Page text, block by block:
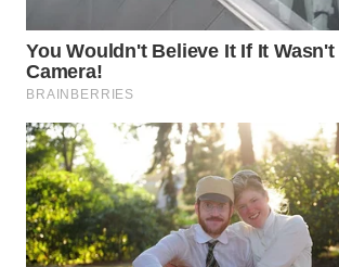
WAHANA
SELEB
PERSONA
WAHANA
OTOMOTIF